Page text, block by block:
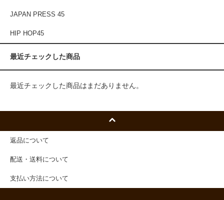
JAPAN PRESS 45
HIP HOP45
最近チェックした商品
最近チェックした商品はまだありません。
返品について
配送・送料について
支払い方法について